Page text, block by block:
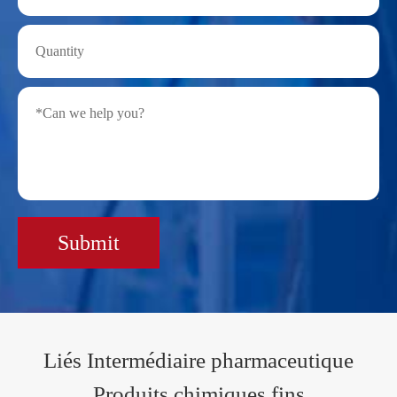
Submit
Liés Intermédiaire pharmaceutique